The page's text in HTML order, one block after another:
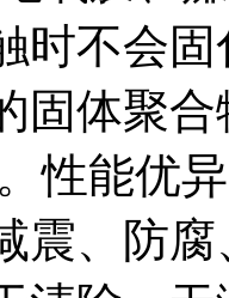
时不会
固体聚
性能优
震、防